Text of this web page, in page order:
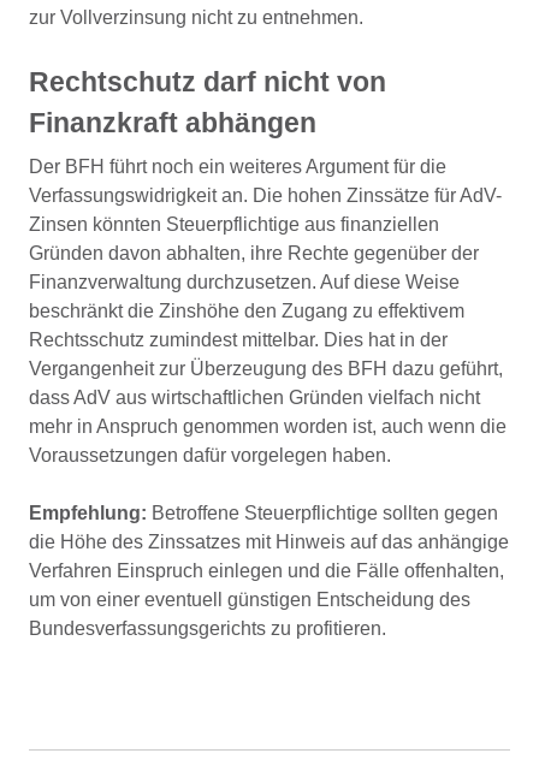
zur Vollverzinsung nicht zu entnehmen.
Rechtschutz darf nicht von
Finanzkraft abhängen
Der BFH führt noch ein weiteres Argument für die
Verfassungswidrigkeit an. Die hohen Zinssätze für AdV-
Zinsen könnten Steuerpflichtige aus finanziellen
Gründen davon abhalten, ihre Rechte gegenüber der
Finanzverwaltung durchzusetzen. Auf diese Weise
beschränkt die Zinshöhe den Zugang zu effektivem
Rechtsschutz zumindest mittelbar. Dies hat in der
Vergangenheit zur Überzeugung des BFH dazu geführt,
dass AdV aus wirtschaftlichen Gründen vielfach nicht
mehr in Anspruch genommen worden ist, auch wenn die
Voraussetzungen dafür vorgelegen haben.
Empfehlung: Betroffene Steuerpflichtige sollten gegen
die Höhe des Zinssatzes mit Hinweis auf das anhängige
Verfahren Einspruch einlegen und die Fälle offenhalten,
um von einer eventuell günstigen Entscheidung des
Bundesverfassungsgerichts zu profitieren.